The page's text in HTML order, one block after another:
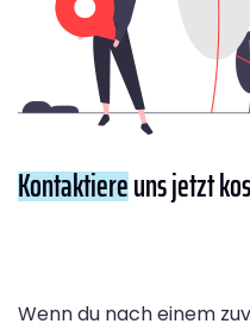
Kontaktiereuns jetzt
Wenn du nach einem